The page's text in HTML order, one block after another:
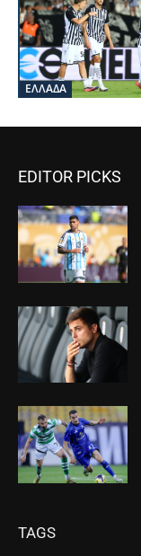
ΕΛΛΑΔΑ
EDITOR PICKS
TAGS